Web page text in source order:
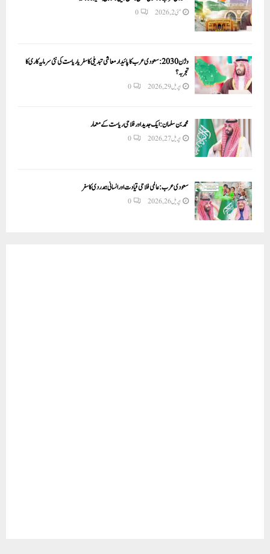
مئی 2, 2026 0
وژن 2030:سعودی عرب کا پائیدار معاشی تبدیلی کا سفر یا ریاست کی نئی سرمایہ کاری کا
تجربہ؟
اپریل 29, 2026 0
محمد بن سلمان: ایک جدید اور فلاحی ریاست کے معمار
اپریل 27, 2026 0
سعودی عرب: عالمی فلاحی قیادت اور انسانی ہمدردی کا سفر
اپریل 26, 2026 0